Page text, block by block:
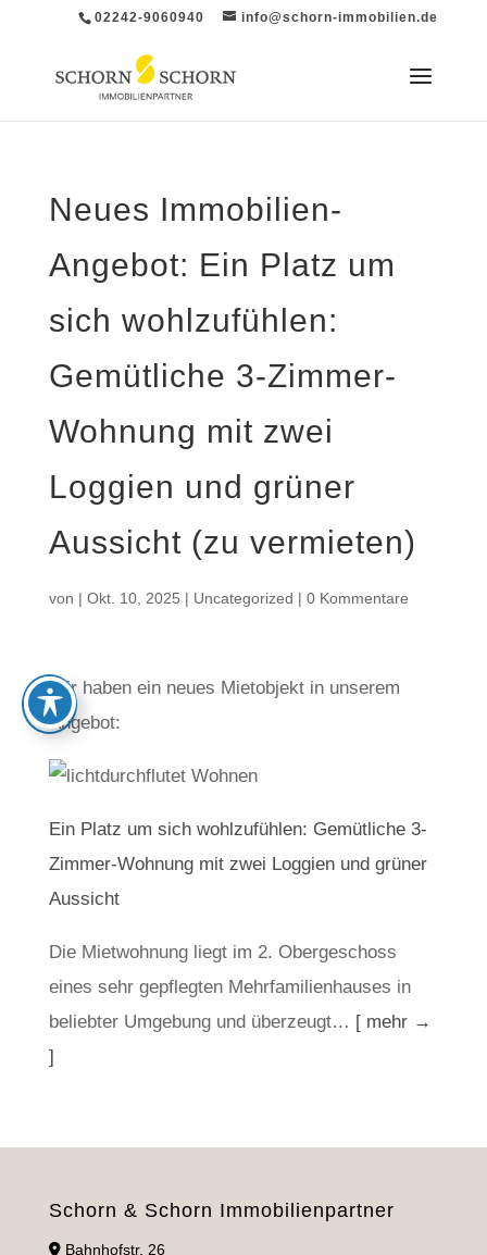
02242-9060940 info@schorn-immobilien.de
Neues Immobilien-
Angebot: Ein Platz um
sich wohlzufühlen:
Gemütliche 3-Zimmer-
Wohnung mit zwei
Loggien und grüner
Aussicht (zu vermieten)
von | Okt. 10, 2025 | Uncategorized | 0 Kommentare
Wir haben ein neues Mietobjekt in unserem
Angebot:
Ein Platz um sich wohlzufühlen: Gemütliche 3-
Zimmer-Wohnung mit zwei Loggien und grüner
Aussicht
Die Mietwohnung liegt im 2. Obergeschoss
eines sehr gepflegten Mehrfamilienhauses in
beliebter Umgebung und überzeugt… [ mehr →
]
Schorn & Schorn Immobilienpartner
Bahnhofstr. 26